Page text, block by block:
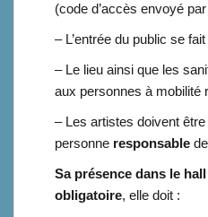
(code d’accès envoyé
– L’entrée du public se
– Le lieu ainsi que les
aux personnes à mobilité
– Les artistes doivent
personne responsable
Sa présence dans le
obligatoire, elle doit :